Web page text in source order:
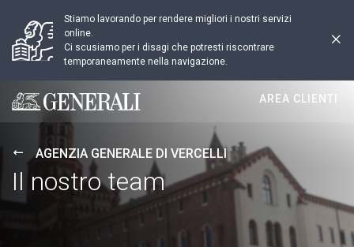
Stiamo lavorando per rendere migliori i nostri servizi
online.
Ci scusiamo per i disagi che potresti riscontrare
temporaneamente nella navigazione.
Generali logo
AREA CLIENTI
AGENZIA GENERALE DI VERCELLI
Il nostro team